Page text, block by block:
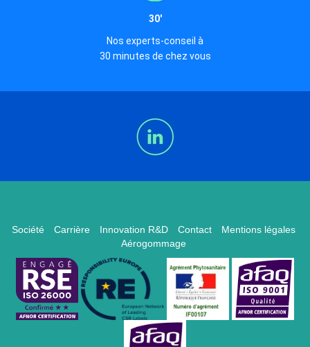
30'
Nos experts-conseil à
30 minutes de chez vous
Société Carrière Innovation R&D Contact
Mentions légales
Aérogommage